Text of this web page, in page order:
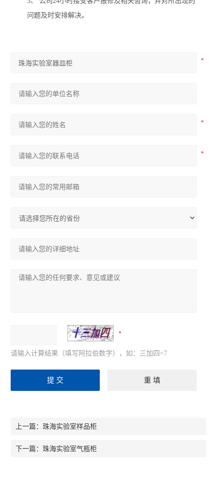
问题及时安排解决。
请输入计算结果（填写阿拉伯数字），如：三加四=7
上一篇：珠海实验室样品柜
下一篇：珠海实验室气瓶柜